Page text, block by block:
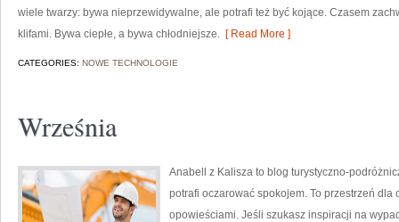
wiele twarzy: bywa nieprzewidywalne, ale potrafi też być kojące. Czasem
klifami. Bywa ciepłe, a bywa chłodniejsze. [ Read More ]
CATEGORIES: NOWE TECHNOLOGIE
Września
Anabell z Kalisza to blog turystyczno-
potrafi oczarować spokojem. To przestrzeń
opowieściami. Jeśli szukasz inspiracji na